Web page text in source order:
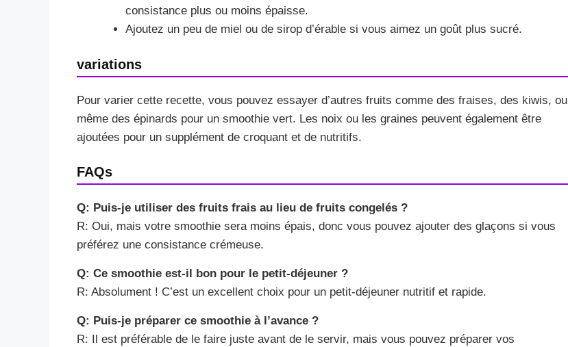
consistance plus ou moins épaisse.
Ajoutez un peu de miel ou de sirop d’érable si vous aimez un goût plus sucré.
variations
Pour varier cette recette, vous pouvez essayer d’autres fruits comme des fraises, des kiwis, ou
même des épinards pour un smoothie vert. Les noix ou les graines peuvent également être
ajoutées pour un supplément de croquant et de nutritifs.
FAQs
Q: Puis-je utiliser des fruits frais au lieu de fruits congelés ?
R: Oui, mais votre smoothie sera moins épais, donc vous pouvez ajouter des glaçons si vous
préférez une consistance crémeuse.
Q: Ce smoothie est-il bon pour le petit-déjeuner ?
R: Absolument ! C’est un excellent choix pour un petit-déjeuner nutritif et rapide.
Q: Puis-je préparer ce smoothie à l’avance ?
R: Il est préférable de le faire juste avant de le servir, mais vous pouvez préparer vos